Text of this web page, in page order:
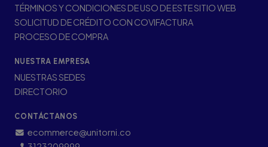
TÉRMINOS Y CONDICIONES DE USO DE ESTE SITIO WEB
SOLICITUD DE CRÉDITO CON COVIFACTURA
PROCESO DE COMPRA
NUESTRA EMPRESA
NUESTRAS SEDES
DIRECTORIO
CONTÁCTANOS
ecommerce@unitorni.co